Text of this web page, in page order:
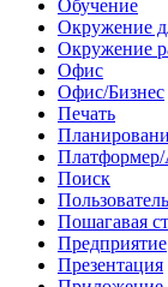
Обучение
Окружение
Окружение
Офис
Офис/Бизнес
Печать
Платформер/
Поиск
Пошагавая
Предприятие
Презентация